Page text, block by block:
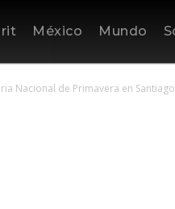
México Mundo
Nacional de Primavera en